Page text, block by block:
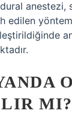
anestezi,
edilen
MI?